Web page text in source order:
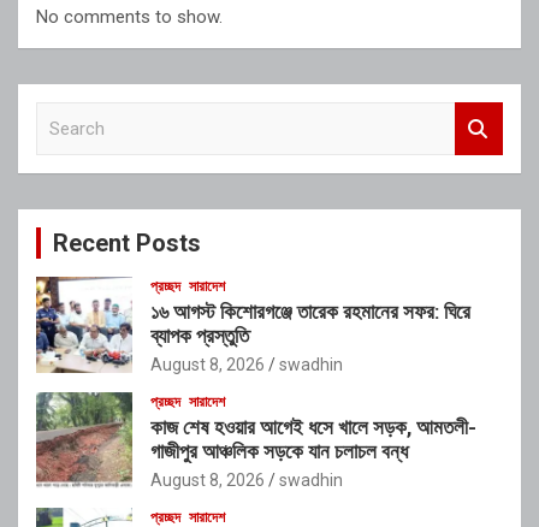
No comments to show.
c
Recent Posts
প্রচ্ছদ সারাদেশ
১৬ আগস্ট কিশোরগঞ্জে তারেক রহমানের সফর: ঘিরে
ব্যাপক প্রস্তুতি
August 8, 2026 swadhin
প্রচ্ছদ সারাদেশ
কাজ শেষ হওয়ার আগেই ধসে খালে সড়ক, আমতলী-
গাজীপুর আঞ্চলিক সড়কে যান চলাচল বন্ধ
August 8, 2026 swadhin
প্রচ্ছদ সারাদেশ